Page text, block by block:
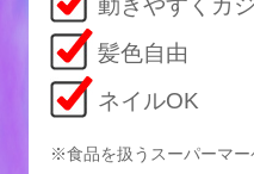
髪色自由
ネイルOK
※食品を扱うスーパーマー